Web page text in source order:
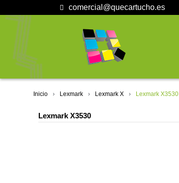
comercial@quecartucho.es
Inicio Lexmark Lexmark X Lexmark X3530
Lexmark X3530